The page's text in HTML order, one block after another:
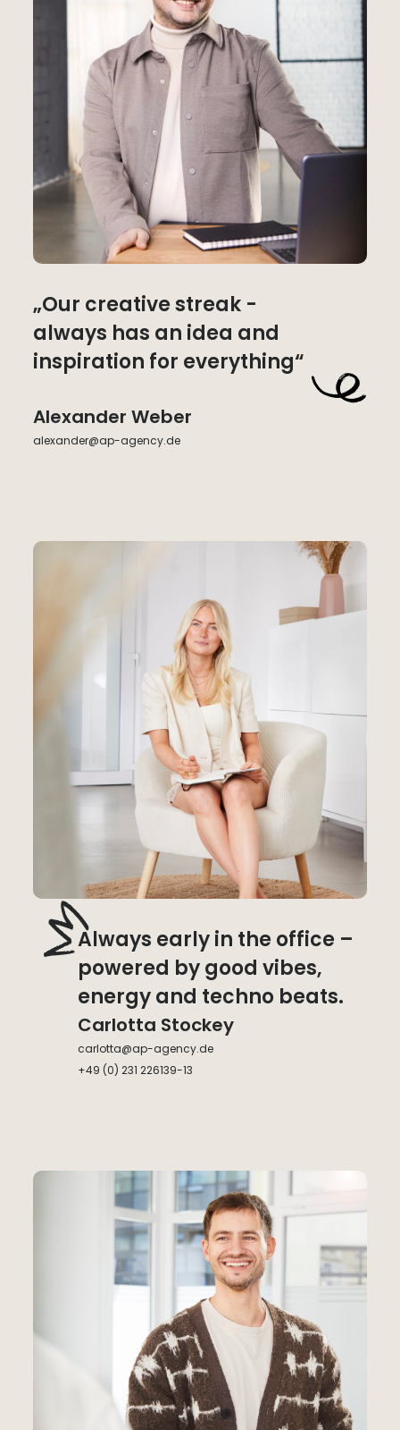
„Our creative streak -
always has an idea and
inspiration for everything“
Alexander Weber
alexander@ap-agency.de
Always early in the office –
powered by good vibes,
energy and techno beats.
Carlotta Stockey
carlotta@ap-agency.de
+49 (0) 231 226139-13